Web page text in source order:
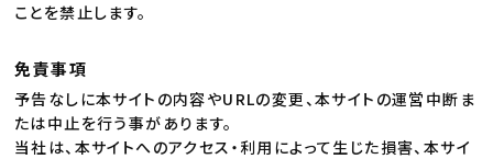
ことを禁止します。
免責事項
予告なしに本サイトの内容やURLの変更、本サイトの運営中断ま
たは中止を行う事があります。
当社は、本サイトへのアクセス・利用によって生じた損害、本サイ